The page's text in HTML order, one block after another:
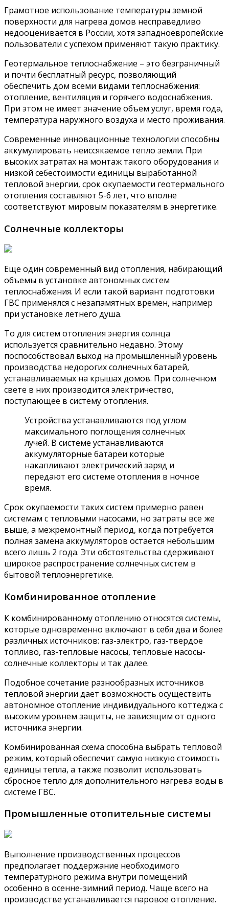
Грамотное использование температуры земной
поверхности для нагрева домов несправедливо
недооценивается в России, хотя западноевропейские
пользователи с успехом применяют такую практику.
Геотермальное теплоснабжение – это безграничный
и почти бесплатный ресурс, позволяющий
обеспечить дом всеми видами теплоснабжения:
отопление, вентиляция и горячего водоснабжения.
При этом не имеет значение объем услуг, время года,
температура наружного воздуха и место проживания.
Современные инновационные технологии способны
аккумулировать неиссякаемое тепло земли. При
высоких затратах на монтаж такого оборудования и
низкой себестоимости единицы выработанной
тепловой энергии, срок окупаемости геотермального
отопления составляют 5-6 лет, что вполне
соответствуют мировым показателям в энергетике.
Солнечные коллекторы
Еще один современный вид отопления, набирающий
объемы в установке автономных систем
теплоснабжения. И если такой вариант подготовки
ГВС применялся с незапамятных времен, например
при установке летнего душа.
То для систем отопления энергия солнца
используется сравнительно недавно. Этому
поспособствовал выход на промышленный уровень
производства недорогих солнечных батарей,
устанавливаемых на крышах домов. При солнечном
свете в них производится электричество,
поступающее в систему отопления.
Устройства устанавливаются под углом
максимального поглощения солнечных
лучей. В системе устанавливаются
аккумуляторные батареи которые
накапливают электрический заряд и
передают его системе отопления в ночное
время.
Срок окупаемости таких систем примерно равен
системам с тепловыми насосами, но затраты все же
выше, а межремонтный период, когда потребуется
полная замена аккумуляторов остается небольшим
всего лишь 2 года. Эти обстоятельства сдерживают
широкое распространение солнечных систем в
бытовой теплоэнергетике.
Комбинированное отопление
К комбинированному отоплению относятся системы,
которые одновременно включают в себя два и более
различных источников: газ-электро, газ-твердое
топливо, газ-тепловые насосы, тепловые насосы-
солнечные коллекторы и так далее.
Подобное сочетание разнообразных источников
тепловой энергии дает возможность осуществить
автономное отопление индивидуального коттеджа с
высоким уровнем защиты, не зависящим от одного
источника энергии.
Комбинированная схема способна выбрать тепловой
режим, который обеспечит самую низкую стоимость
единицы тепла, а также позволит использовать
сбросное тепло для дополнительного нагрева воды в
системе ГВС.
Промышленные отопительные системы
Выполнение производственных процессов
предполагает поддержание необходимого
температурного режима внутри помещений
особенно в осенне-зимний период. Чаще всего на
производстве устанавливается паровое отопление.